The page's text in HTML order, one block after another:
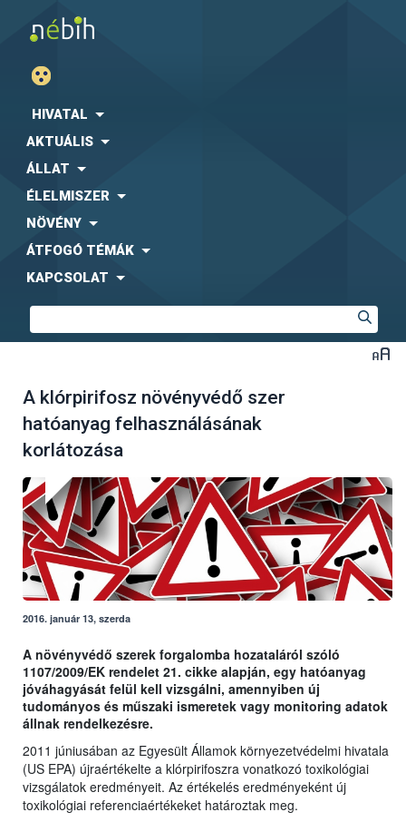
HIVATAL
AKTUÁLIS
ÁLLAT
ÉLELMISZER
NÖVÉNY
ÁTFOGÓ TÉMÁK
KAPCSOLAT
A klórpirifosz növényvédő szer
hatóanyag felhasználásának
korlátozása
2016. január 13, szerda
A növényvédő szerek forgalomba hozataláról szóló
1107/2009/EK rendelet 21. cikke alapján, egy hatóanyag
jóváhagyását felül kell vizsgálni, amennyiben új
tudományos és műszaki ismeretek vagy monitoring adatok
állnak rendelkezésre.
2011 júniusában az Egyesült Államok környezetvédelmi hivatala
(US EPA) újraértékelte a klórpirifoszra vonatkozó toxikológiai
vizsgálatok eredményeit. Az értékelés eredményeként új
toxikológiai referenciaértékeket határoztak meg.